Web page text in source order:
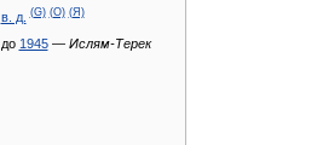
в. д. (G) (O) (Я)
до 1945— Ислям-Терек